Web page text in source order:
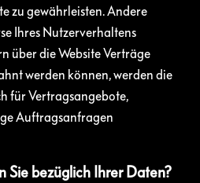
zu gewährleisten. Andere
Ihres Nutzerverhaltens
über die Website Verträge
werden können, werden die
für Vertragsangebote,
Auftragsanfragen
Sie bezüglich Ihrer Daten?